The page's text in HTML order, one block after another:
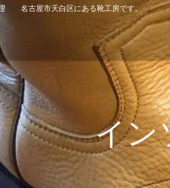
理 名古屋市天白区にある靴工房です。
イン